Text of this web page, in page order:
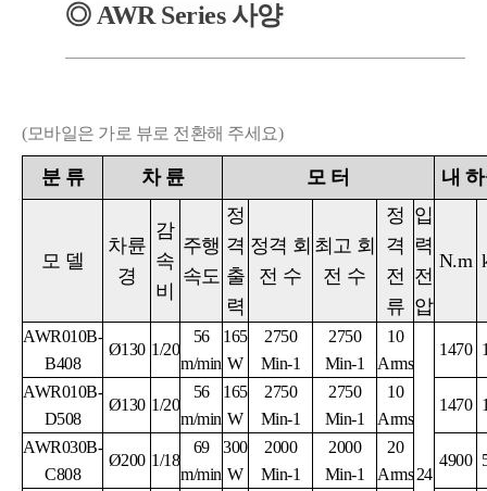
◎ AWR Series 사양
(모바일은 가로 뷰로 전환해 주세요)
분 류 차 륜 모 터 내
모 델
차륜
경
감
속
비
주행
속도
정
격
출
력
정격 회
전 수
최고 회
전 수
정
격
전
류
입
력
전
압
N.m
AWR010B-
B408
Ø130 1/20
56
m/min
165
W
2750
Min-1
2750
Min-1
10
Arms
24
1470
AWR010B-
D508
Ø130 1/20
56
m/min
165
W
2750
Min-1
2750
Min-1
10
Arms
1470
AWR030B-
C808
Ø200 1/18
69
m/min
300
W
2000
Min-1
2000
Min-1
20
Arms
4900